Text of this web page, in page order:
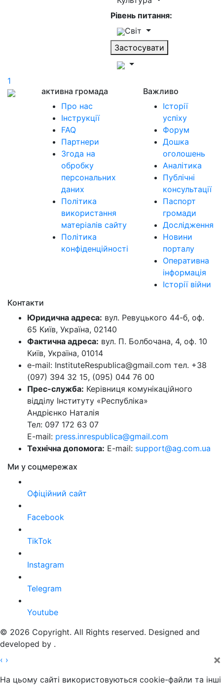
Рівень питання:
Світ
Застосувати
1
активна громада
Про нас
Інструкції
FAQ
Партнери
Згода на
обробку
персональних
даних
Політика
використання
матеріалів сайту
Політика
конфіденційності
Важливо
Історії
успіху
Форум
Дошка
оголошень
Аналітика
Публічні
консультації
Паспорт
громади
Дослідження
Новини
порталу
Оперативна
інформація
Історії війни
Контакти
Юридична адреса: вул. Ревуцького 44-б, оф.
65 Київ, Україна, 02140
Фактична адреса: вул. П. Болбочана, 4, оф. 10
Київ, Україна, 01014
e-mail: InstituteRespublica@gmail.com тел. +38
(097) 394 32 15, (095) 044 76 00
Прес-служба: Керівниця комунікаційного
відділу Інституту «Республіка»
Андрієнко Наталія
Тел: 097 172 63 07
E-mail: press.inrespublica@gmail.com
Технічна допомога: E-mail: support@ag.com.ua
Ми у соцмережах
Офіційний сайт
Facebook
TikTok
Instagram
Telegram
Youtube
© 2026 Copyright. All Rights reserved. Designed and
developed by .
‹ › ×
На цьому сайті використовуються cookie-файли та інші